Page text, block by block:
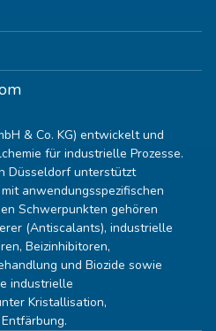
& Co. KG) entwickelt und
für industrielle Prozesse.
Düsseldorf unterstützt
anwendungsspezifischen
Schwerpunkten gehören
(Antiscalants), industrielle
Beizinhibitoren,
und Biozide sowie
industrielle
Kristallisation,